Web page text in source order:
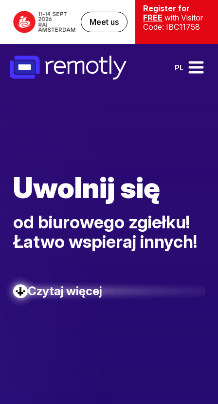
Meet us
Register for
FREE with Visitor
Code: IBC11758
PL
Uwolnij się
od biurowego zgiełku!
Łatwo wspieraj innych!
Czytaj więcej